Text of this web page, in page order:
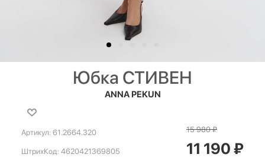
Юбка СТИВЕН
ANNA PEKUN
Артикул: 61.2664.320
ШтрихКод: 4620421369805
15 980₽
11 190₽